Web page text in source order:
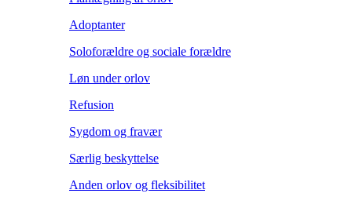
Adoptanter
Soloforældre og sociale forældre
Løn under orlov
Refusion
Sygdom og fravær
Særlig beskyttelse
Anden orlov og fleksibilitet